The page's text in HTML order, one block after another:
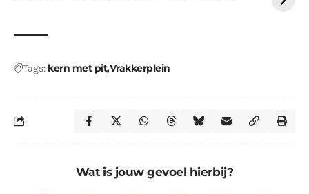
Tags: kern met pitVrakkerplein
Wat is jouw gevoel hierbij?